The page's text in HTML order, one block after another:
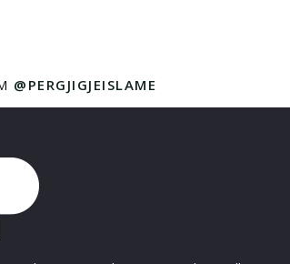
@PERGJIGJEISLAME